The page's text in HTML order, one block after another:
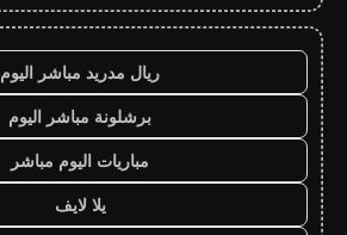
ريال مدريد مباشر اليوم
برشلونة مباشر اليوم
مباريات اليوم مباشر
يلا لايف